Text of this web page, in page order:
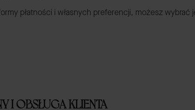
płatności i własnych preferencji, możesz wybrać
I OBSŁUGA KLIENTA